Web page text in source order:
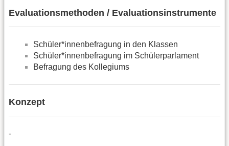
Evaluationsmethoden / Evaluationsinstrumente
Schüler*innenbefragung in den Klassen
Schüler*innenbefragung im Schülerparlament
Befragung des Kollegiums
Konzept
-